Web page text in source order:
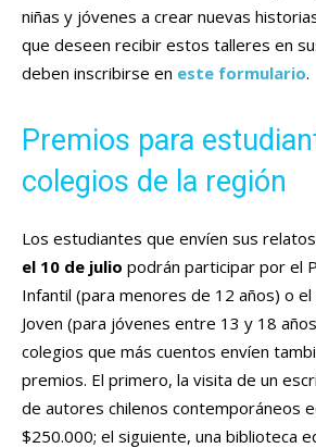
niñas y jóvenes a crear nuevas
que deseen recibir estos talleres en
deben inscribirse en este formulario.
Premios para
colegios de la región
Los estudiantes que envíen sus
el 10 de julio podrán participar por el
Infantil (para menores de 12 años) o
Joven (para jóvenes entre 13 y 18
colegios que más cuentos envíen
premios. El primero, la visita de un
de autores chilenos contemporáneos
$250.000; el siguiente, una biblioteca